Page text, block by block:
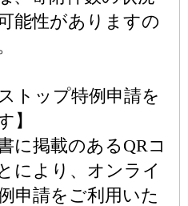
能性がありますの
トップ特例申請を
】
に掲載のあるQRコ
により、オンライ
申請をご利用いた